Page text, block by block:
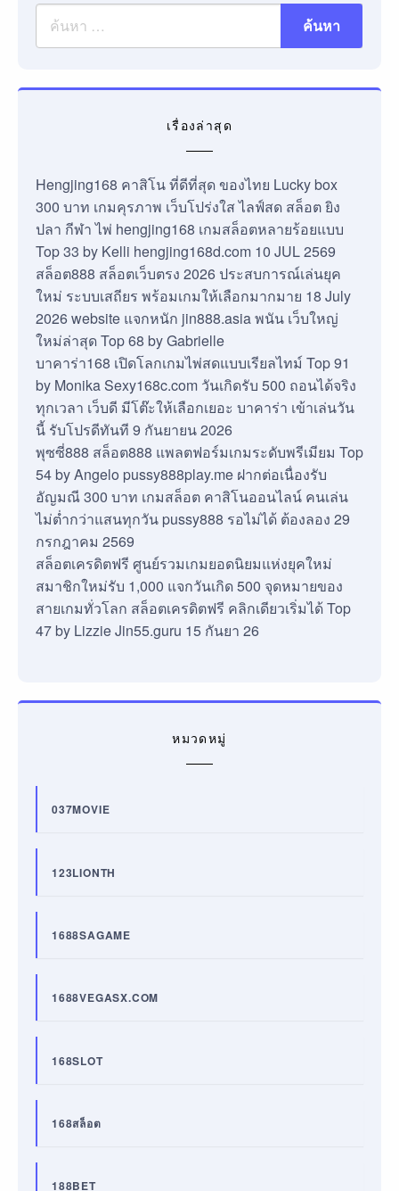
เรื่องล่าสุด
Hengjing168 คาสิโน ที่ดีที่สุด ของไทย Lucky box
300 บาท เกมคุรภาพ เว็บโปร่งใส ไลฟ์สด สล็อต ยิง
ปลา กีฬา ไพ่ hengjing168 เกมสล็อตหลายร้อยแบบ
Top 33 by Kelli hengjing168d.com 10 JUL 2569
สล็อต888 สล็อตเว็บตรง 2026 ประสบการณ์เล่นยุค
ใหม่ ระบบเสถียร พร้อมเกมให้เลือกมากมาย 18 July
2026 website แจกหนัก jin888.asia พนัน เว็บใหญ่
ใหม่ล่าสุด Top 68 by Gabrielle
บาคาร่า168 เปิดโลกเกมไพ่สดแบบเรียลไทม์ Top 91
by Monika Sexy168c.com วันเกิดรับ 500 ถอนได้จริง
ทุกเวลา เว็บดี มีโต๊ะให้เลือกเยอะ บาคาร่า เข้าเล่นวัน
นี้ รับโปรดีทันที 9 กันยายน 2026
พุซซี่888 สล็อต888 แพลตฟอร์มเกมระดับพรีเมียม Top
54 by Angelo pussy888play.me ฝากต่อเนื่องรับ
อัญมณี 300 บาท เกมสล็อต คาสิโนออนไลน์ คนเล่น
ไม่ต่ำกว่าแสนทุกวัน pussy888 รอไม่ได้ ต้องลอง 29
กรกฎาคม 2569
สล็อตเครดิตฟรี ศูนย์รวมเกมยอดนิยมแห่งยุคใหม่
สมาชิกใหม่รับ 1,000 แจกวันเกิด 500 จุดหมายของ
สายเกมทั่วโลก สล็อตเครดิตฟรี คลิกเดียวเริ่มได้ Top
47 by Lizzie Jin55.guru 15 กันยา 26
หมวดหมู่
037MOVIE
123LIONTH
1688SAGAME
1688VEGASX.COM
168SLOT
168สล็อต
188BET